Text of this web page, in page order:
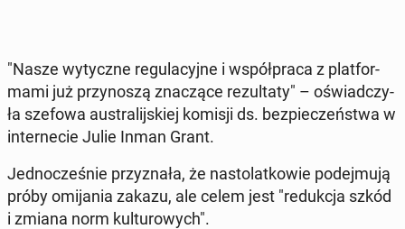
"Nasze wy­tycz­ne re­gu­la­cyj­ne i współ­pra­ca z plat­for­
ma­mi już przy­no­szą zna­czą­ce re­zul­ta­ty" – oświad­czy­
ła szefowa au­stra­lij­skiej komisji ds. bez­pie­czeń­stwa w
in­ter­ne­cie Julie Inman Grant.
Jed­no­cze­śnie przy­zna­ła, że na­sto­lat­ko­wie po­dej­mu­ją
próby omi­ja­nia zakazu, ale celem jest "re­duk­cja szkód
i zmiana norm kul­tu­ro­wych".